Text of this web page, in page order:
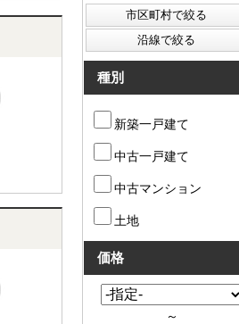
種別
新築一戸建て
中古一戸建て
中古マンション
土地
価格
～